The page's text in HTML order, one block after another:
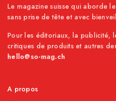
Le magazine suisse qui aborde
sans prise de tête et avec
Pour les éditoriaux, la publicité,
critiques de produits et autres
hello@so-mag.ch
A propos